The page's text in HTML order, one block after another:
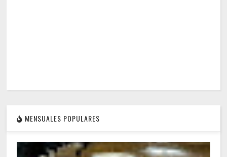
MENSUALES POPULARES